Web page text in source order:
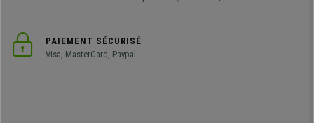
PAIEMENT SÉCURISÉ
Visa, MasterCard, Paypal